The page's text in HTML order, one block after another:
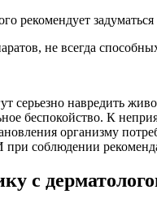
рекомендует
не всегда
серьезно навредить
беспокойство. К
организму
соблюдении
с